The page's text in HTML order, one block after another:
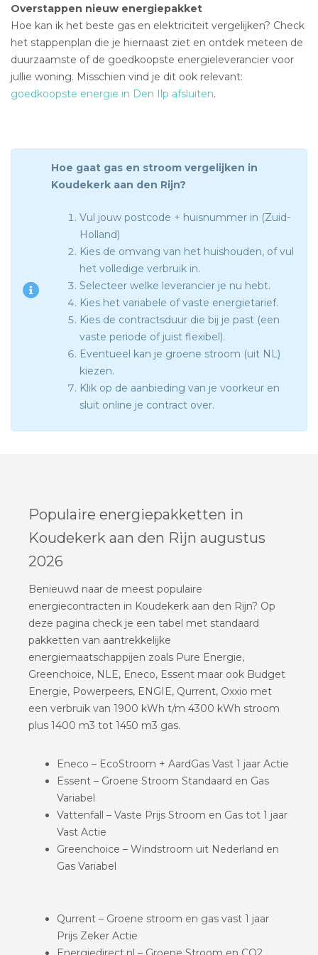
Overstappen nieuw energiepakket
Hoe kan ik het beste gas en elektriciteit vergelijken? Check
het stappenplan die je hiernaast ziet en ontdek meteen de
duurzaamste of de goedkoopste energieleverancier voor
jullie woning. Misschien vind je dit ook relevant:
goedkoopste energie in Den Ilp afsluiten.
Hoe gaat gas en stroom vergelijken in
Koudekerk aan den Rijn?
Vul jouw postcode + huisnummer in (Zuid-
Holland)
Kies de omvang van het huishouden, of vul
het volledige verbruik in.
Selecteer welke leverancier je nu hebt.
Kies het variabele of vaste energietarief.
Kies de contractsduur die bij je past (een
vaste periode of juist flexibel).
Eventueel kan je groene stroom (uit NL)
kiezen.
Klik op de aanbieding van je voorkeur en
sluit online je contract over.
Populaire energiepakketten in
Koudekerk aan den Rijn augustus
2026
Benieuwd naar de meest populaire
energiecontracten in Koudekerk aan den Rijn? Op
deze pagina check je een tabel met standaard
pakketten van aantrekkelijke
energiemaatschappijen zoals Pure Energie,
Greenchoice, NLE, Eneco, Essent maar ook Budget
Energie, Powerpeers, ENGIE, Qurrent, Oxxio met
een verbruik van 1900 kWh t/m 4300 kWh stroom
plus 1400 m3 tot 1450 m3 gas.
Eneco – EcoStroom + AardGas Vast 1 jaar Actie
Essent – Groene Stroom Standaard en Gas
Variabel
Vattenfall – Vaste Prijs Stroom en Gas tot 1 jaar
Vast Actie
Greenchoice – Windstroom uit Nederland en
Gas Variabel
Qurrent – Groene stroom en gas vast 1 jaar
Prijs Zeker Actie